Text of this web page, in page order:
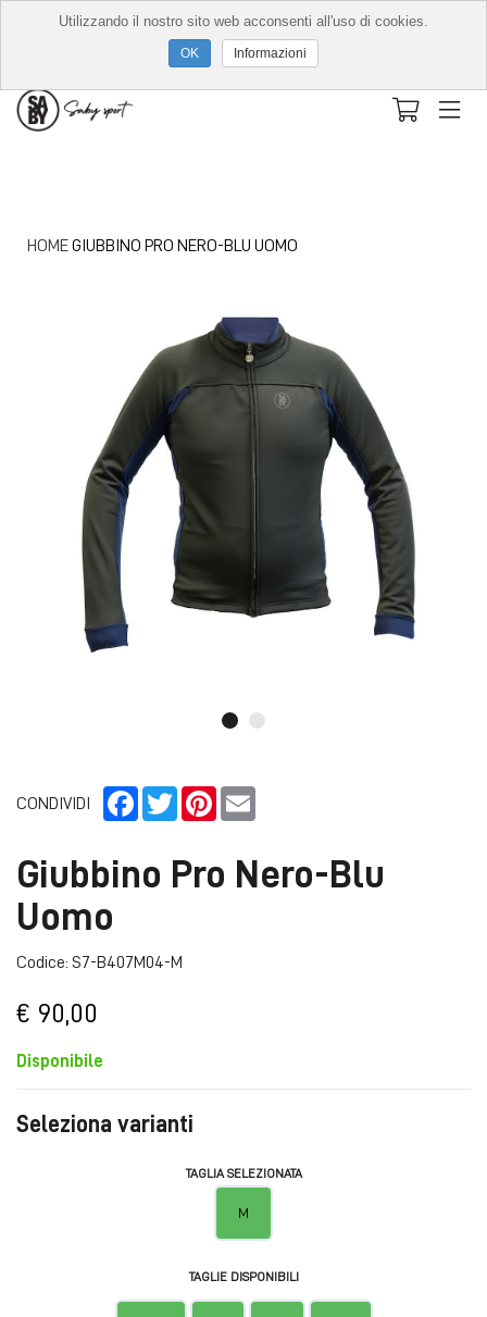
HOMEGIUBBINO PRO NERO-BLU UOMO
CONDIVIDI Facebook
TwitterPinterest
Giubbino Pro Nero-Blu
Uomo
Codice: S7-B407M04-M
€ 90,00
Disponibile
Seleziona varianti
TAGLIA SELEZIONATA
M
TAGLIE DISPONIBILI
Utilizzando il nostro sito web acconsenti all'uso di cookies.
Informazioni